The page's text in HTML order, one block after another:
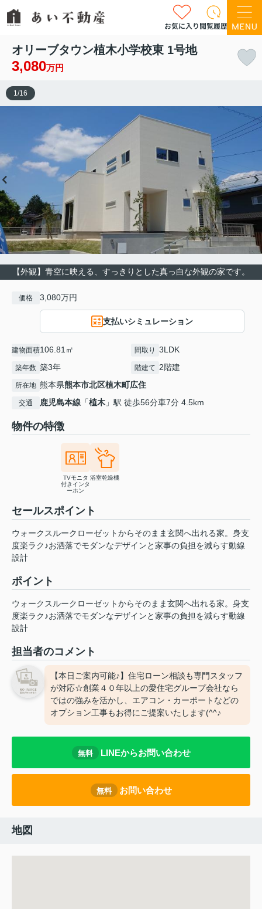
お気に入り閲覧履歴
オリーブタウン植木小学校東 1号地
3,080万円
【外観】青空に映える、すっきりとした真っ白な外観の家です。
1 /16
価格 3,080万円
支払いシミュレーション
建物面積106.81㎡ 間取り 3LDK
築年数 築3年 階建て 2階建
所在地 熊本県熊本市北区植木町広住
交通 鹿児島本線 「植木 」駅 徒歩56分車7分 4.5km
物件の特徴
TVモニタ
付きインタ
ーホン
浴室乾燥機
セールスポイント
ウォークスルークローゼットからそのまま玄関へ出れる家。身支
度楽ラク♪お洒落でモダンなデザインと家事の負担を減らす動線
設計
ポイント
ウォークスルークローゼットからそのまま玄関へ出れる家。身支
度楽ラク♪お洒落でモダンなデザインと家事の負担を減らす動線
設計
担当者のコメント
【本日ご案内可能♪】住宅ローン相談も専門スタッフ
が対応☆創業４０年以上の愛住宅グループ会社なら
ではの強みを活かし、エアコン・カーポートなどの
オプション工事もお得にご提案いたします(^^♪
無料 LINEからお問い合わせ
無料 お問い合わせ
地図